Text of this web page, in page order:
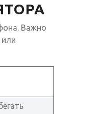
Важно
или